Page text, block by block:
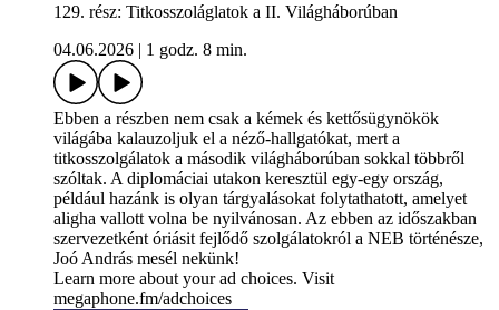
129. rész: Titkosszoláglatok a II. Világháborúban
04.06.2026
1 godz. 8 min.
Ebben a részben nem csak a kémek és kettősügynökök
világába kalauzoljuk el a néző-hallgatókat, mert a
titkosszolgálatok a második világháborúban sokkal többről
szóltak. A diplomáciai utakon keresztül egy-egy ország,
például hazánk is olyan tárgyalásokat folytathatott, amelyet
aligha vallott volna be nyilvánosan. Az ebben az időszakban
szervezetként óriásit fejlődő szolgálatokról a NEB történésze,
Joó András mesél nekünk!
Learn more about your ad choices. Visit
megaphone.fm/adchoices